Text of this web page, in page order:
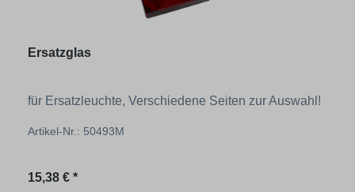
Ersatzglas
für Ersatzleuchte, Verschiedene Seiten zur Auswahl!
Artikel-Nr.: 50493M
Regulärer Preis:
15,38 € *